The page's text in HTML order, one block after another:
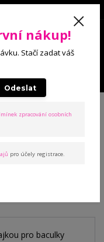
0 Kč
s
nákup!
Stačí zadat váš
Odeslat
zpracování osobních
pro účely registrace.